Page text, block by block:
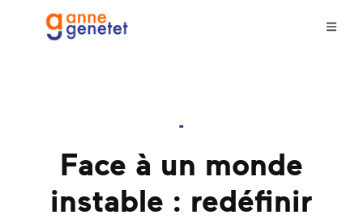
-
Face à un monde
instable : redéfinir